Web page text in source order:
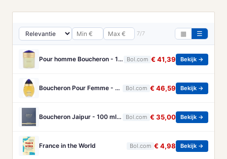
7/7 ▦ ☰
Pour homme Boucheron - 100 ml - Eau de parfum Bol.com € 41,39 Bekijk →
Boucheron Pour Femme - 100ml - Eau de toilette Bol.com € 46,59 Bekijk →
Boucheron Jaipur - 100 ml - Eau de Parfum - Herenparfum Bol.com € 35,00 Bekijk →
France in the World Bol.com € 4,98 Bekijk →